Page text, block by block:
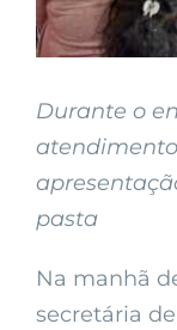
Durante o
pasta
Na manhã
secretária